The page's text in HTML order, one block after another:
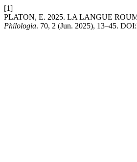
[1]
PLATON, E. 2025. LA LANGUE
Philologia. 70, 2 (Jun. 2025), 13–45.